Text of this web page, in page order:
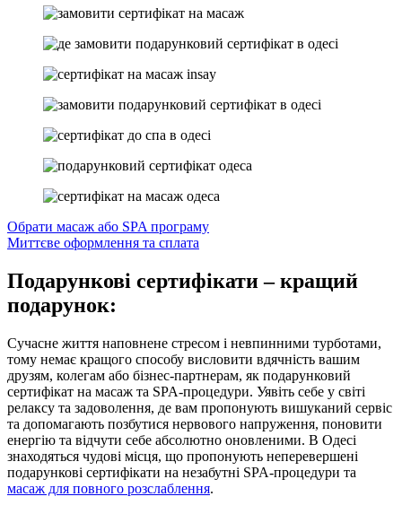
Обрати масаж або SPA програму
Миттєве оформлення та сплата
Подарункові сертифікати – кращий
подарунок:
Сучасне життя наповнене стресом і невпинними турботами,
тому немає кращого способу висловити вдячність вашим
друзям, колегам або бізнес-партнерам, як подарунковий
сертифікат на масаж та SPA-процедури. Уявіть себе у світі
релаксу та задоволення, де вам пропонують вишуканий сервіс
та допомагають позбутися нервового напруження, поновити
енергію та відчути себе абсолютно оновленими. В Одесі
знаходяться чудові місця, що пропонують неперевершені
подарункові сертифікати на незабутні SPA-процедури та
масаж для повного розслаблення.